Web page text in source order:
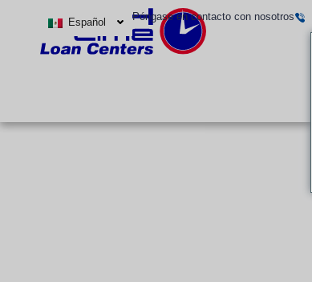
contenido
Español Póngase en contacto con nosotros